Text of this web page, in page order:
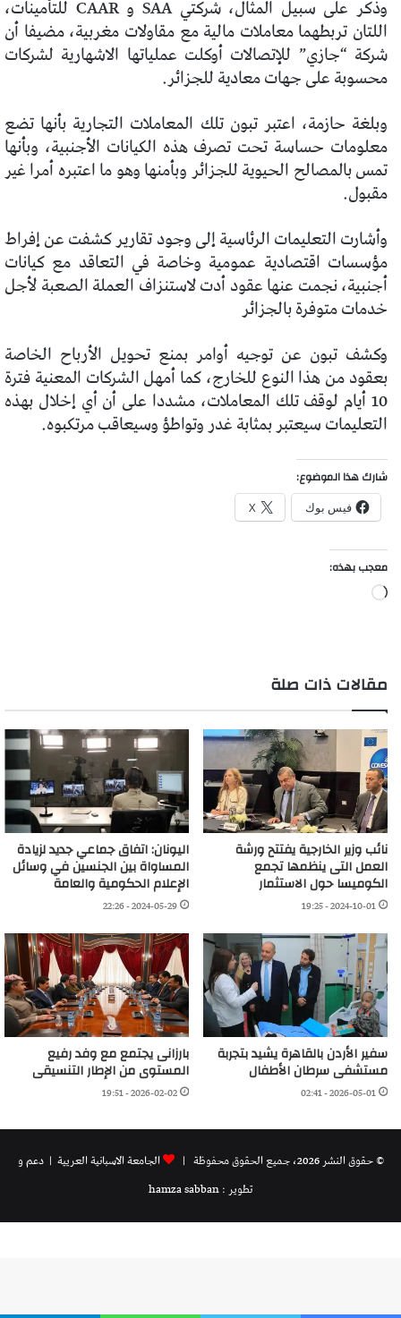
وذكر على سبيل المثال، شركتي SAA و CAAR للتأمينات،
اللتان تربطهما معاملات مالية مع مقاولات مغربية، مضيفا أن
شركة “جازي” للإتصالات أوكلت عملياتها الاشهارية لشركات
محسوبة على جهات معادية للجزائر.
وبلغة حازمة، اعتبر تبون تلك المعاملات التجارية بأنها تضع
معلومات حساسة تحت تصرف هذه الكيانات الأجنبية، وبأنها
تمس بالمصالح الحيوية للجزائر وبأمنها وهو ما اعتبره أمرا غير
مقبول.
وأشارت التعليمات الرئاسية إلى وجود تقارير كشفت عن إفراط
مؤسسات اقتصادية عمومية وخاصة في التعاقد مع كيانات
أجنبية، نجمت عنها عقود أدت لاستنزاف العملة الصعبة لأجل
خدمات متوفرة بالجزائر
وكشف تبون عن توجيه أوامر بمنع تحويل الأرباح الخاصة
بعقود من هذا النوع للخارج، كما أمهل الشركات المعنية فترة
10 أيام لوقف تلك المعاملات، مشددا على أن أي إخلال بهذه
التعليمات سيعتبر بمثابة غدر وتواطؤ وسيعاقب مرتكبوه.
شارك هذا الموضوع:
فيس بوك X
معجب بهذه:
جاري
مقالات ذات صلة
نائب وزير الخارجية يفتتح ورشة
العمل التى ينظمها تجمع
الكوميسا حول الاستثمار
2024-10-01 - 19:25
اليونان: اتفاق جماعي جديد لزيادة
المساواة بين الجنسين في وسائل
الإعلام الحكومية والعامة
2024-05-29 - 22:26
سفير الأردن بالقاهرة يشيد بتجربة
مستشفى سرطان الأطفال
2026-05-01 - 02:41
بارزانى يجتمع مع وفد رفيع
المستوى من الإطار التنسيقى
2026-02-02 - 19:51
© حقوق النشر 2026، جميع الحقوق محفوظة | الجامعة الاسبانية العريية | دعم و
تطوير : hamza sabban